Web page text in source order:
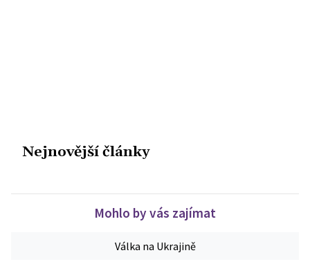
Nejnovější články
Mohlo by vás zajímat
Válka na Ukrajině